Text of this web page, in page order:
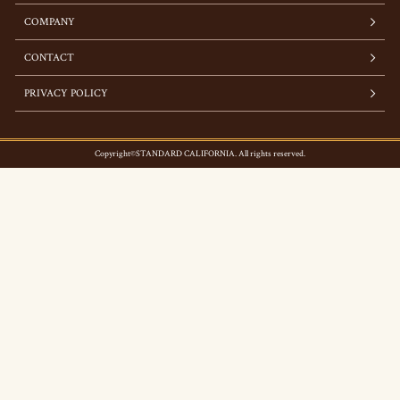
COMPANY
CONTACT
PRIVACY POLICY
Copyright©STANDARD CALIFORNIA. All rights reserved.